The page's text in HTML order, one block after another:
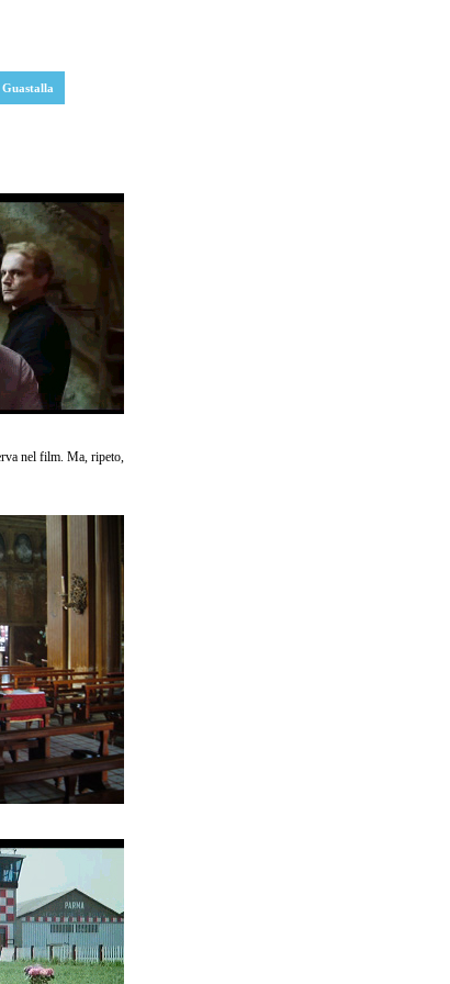
Guastalla
nel film. Ma, ripeto,